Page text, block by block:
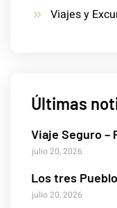
Viajes y
Últimas
Viaje Seguro –
julio 20, 2026
Los tres
julio 20, 2026